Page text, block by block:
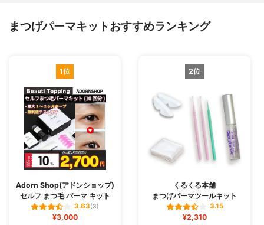
まつげパーマキットおすすめランキング
1位
Adorn Shop(アドンショップ)
セルフ まつ毛 パーマ キット
3.63(3)
¥3,000
2位
くるくる本舗
まつげパーマツールキット
3.15
¥2,310